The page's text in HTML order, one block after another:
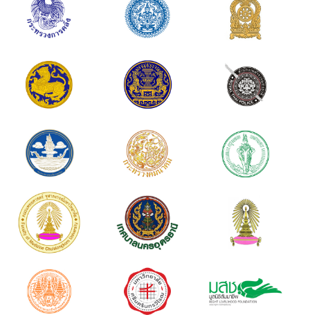
หน่วยงานรัฐ หน่วยงานเอกชน